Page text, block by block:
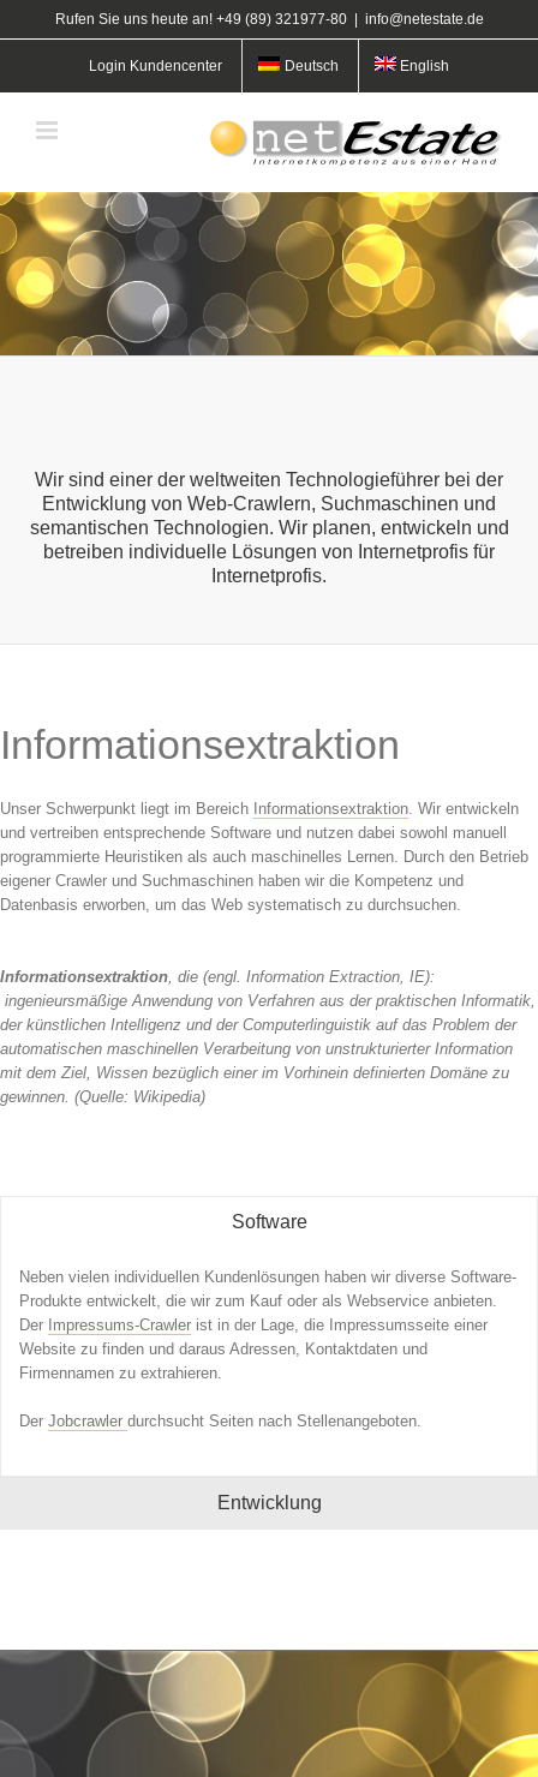
Inhalt
Rufen Sie uns heute an! +49 (89) 321977-80 info@netestate.de
Login Kundencenter Deutsch English
Wir sind einer der weltweiten Technologieführer bei der
Entwicklung von Web-Crawlern, Suchmaschinen und
semantischen Technologien. Wir planen, entwickeln und
betreiben individuelle Lösungen von Internetprofis für
Internetprofis.
Informationsextraktion
Unser Schwerpunkt liegt im Bereich Informationsextraktion . Wir entwickeln
und vertreiben entsprechende Software und nutzen dabei sowohl manuell
programmierte Heuristiken als auch maschinelles Lernen. Durch den Betrieb
eigener Crawler und Suchmaschinen haben wir die Kompetenz und
Datenbasis erworben, um das Web systematisch zu durchsuchen.
Informationsextraktion , die (engl. Information Extraction, IE):
ingenieursmäßige Anwendung von Verfahren aus der praktischen Informatik,
der künstlichen Intelligenz und der Computerlinguistik auf das Problem der
automatischen maschinellen Verarbeitung von unstrukturierter Information
mit dem Ziel, Wissen bezüglich einer im Vorhinein definierten Domäne zu
gewinnen. (Quelle: Wikipedia)
Software
Neben vielen individuellen Kundenlösungen haben wir diverse Software-
Produkte entwickelt, die wir zum Kauf oder als Webservice anbieten.
Der Impressums-Crawler ist in der Lage, die Impressumsseite einer
Website zu finden und daraus Adressen, Kontaktdaten und
Firmennamen zu extrahieren.
Der Jobcrawler durchsucht Seiten nach Stellenangeboten.
Entwicklung